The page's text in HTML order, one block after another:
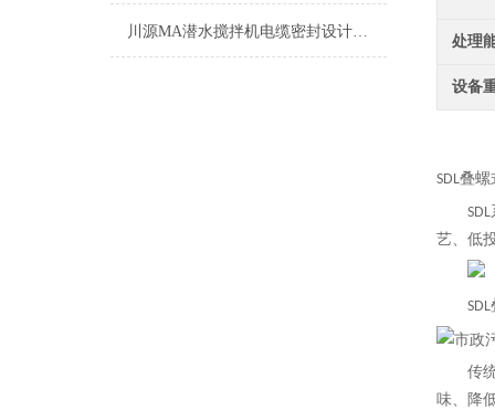
川源MA潜水搅拌机电缆密封设计，排除了电缆漏水的隐患
处理
设备
SDL叠
SDL
艺、低
SDL
传
味、降